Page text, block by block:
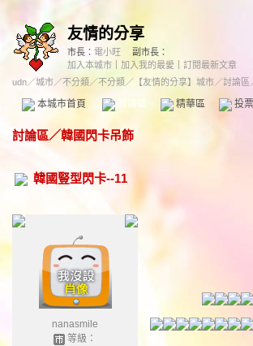
友情的分享
市長： 電小旺
副市長：
加入本城市
加入我的最愛
訂閱最新文章
udn／城市／不分類 ／不分類 ／ 【友情的分享】城市／討論區
本城市首頁 討論區 精華區 投
討論區／韓國閃卡吊飾
韓國豎型閃卡--11
nanasmile
等級：